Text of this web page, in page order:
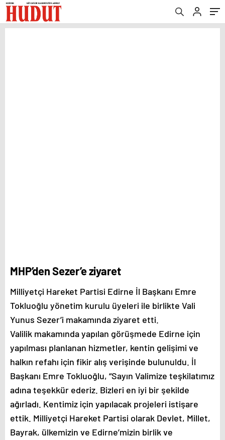
MHP’den Sezer’e ziyaret
Milliyetçi Hareket Partisi Edirne İl Başkanı Emre
Tokluoğlu yönetim kurulu üyeleri ile birlikte Vali
Yunus Sezer’i makamında ziyaret etti.
Valilik makamında yapılan görüşmede Edirne için
yapılması planlanan hizmetler, kentin gelişimi ve
halkın refahı için fikir alış verişinde bulunuldu. İl
Başkanı Emre Tokluoğlu, “Sayın Valimize teşkilatımız
adına teşekkür ederiz. Bizleri en iyi bir şekilde
ağırladı. Kentimiz için yapılacak projeleri istişare
ettik. Milliyetçi Hareket Partisi olarak Devlet, Millet,
Bayrak, ülkemizin ve Edirne’mizin birlik ve